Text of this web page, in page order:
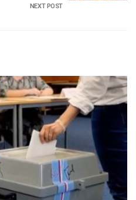
NEXT POST